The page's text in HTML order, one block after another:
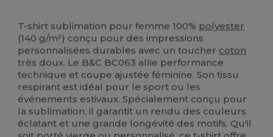
T-shirt sublimation pour femme 100% polyester
(140 g/m²) conçu pour des impressions
personnalisées durables avec un toucher coton
très doux. Le B&C BC063 allie performance
technique et coupe ajustée féminine. Son tissu
respirant est idéal pour le sport ou les
événements estivaux. Spécialement conçu pour
la sublimation, il garantit un rendu des couleurs
éclatant et une grande longévité des motifs. Qu'il